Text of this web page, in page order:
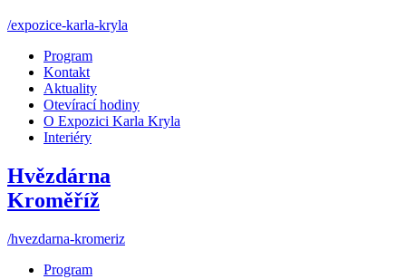
/expozice-karla-kryla
Program
Kontakt
Aktuality
Otevírací hodiny
O Expozici Karla Kryla
Interiéry
Hvězdárna
Kroměříž
/hvezdarna-kromeriz
Program